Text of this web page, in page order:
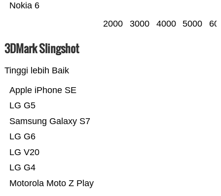
Nokia 6
2000 3000 4000 5000
3DMark Slingshot
Tinggi lebih Baik
Motorola Moto Z Play
LG G4
LG V20
LG G6
Samsung Galaxy S7
LG G5
Apple iPhone SE